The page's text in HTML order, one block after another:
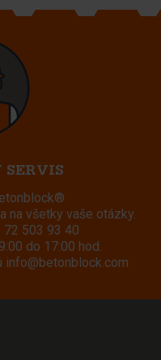
na všetky vaše otázky.
72 503 93 40
do 17:00 hod.
info@betonblock.com